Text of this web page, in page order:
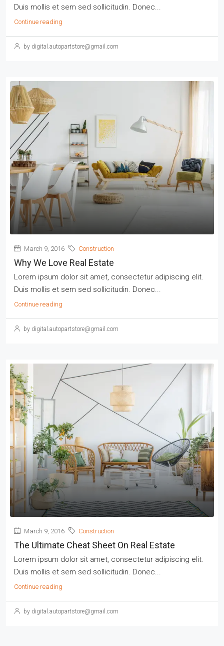
Duis mollis et sem sed sollicitudin. Donec...
Continue reading
by digital.autopartstore@gmail.com
March 9, 2016 Construction
Why We Love Real Estate
Lorem ipsum dolor sit amet, consectetur adipiscing elit.
Duis mollis et sem sed sollicitudin. Donec...
Continue reading
by digital.autopartstore@gmail.com
March 9, 2016 Construction
The Ultimate Cheat Sheet On Real Estate
Lorem ipsum dolor sit amet, consectetur adipiscing elit.
Duis mollis et sem sed sollicitudin. Donec...
Continue reading
by digital.autopartstore@gmail.com